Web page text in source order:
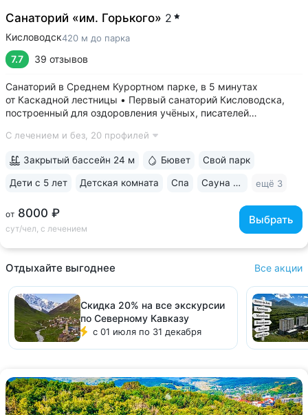
Санаторий «им. Горького» 2
Кисловодск420 м до парка
7.7 39 отзывов
Санаторий в Среднем Курортном парке, в 5 минутах
от Каскадной лестницы • Первый санаторий Кисловодска,
построенный для оздоровления учёных, писателей
Ахматова, Станиславский, Вернадский, Маршак •
С лечением и без, 20 профилей
от 8000 ₽
сут/чел, с лечением
Выбрать
Закрытый бассейн 24 м Бювет Свой парк
Дети с 5 лет Детская комната Спа Сауна / хаммам ещё 3
Отдыхайте выгоднее Все акции
Скидка 20% на все экскурсии
по Северному Кавказу
с 01 июля по 31 декабря